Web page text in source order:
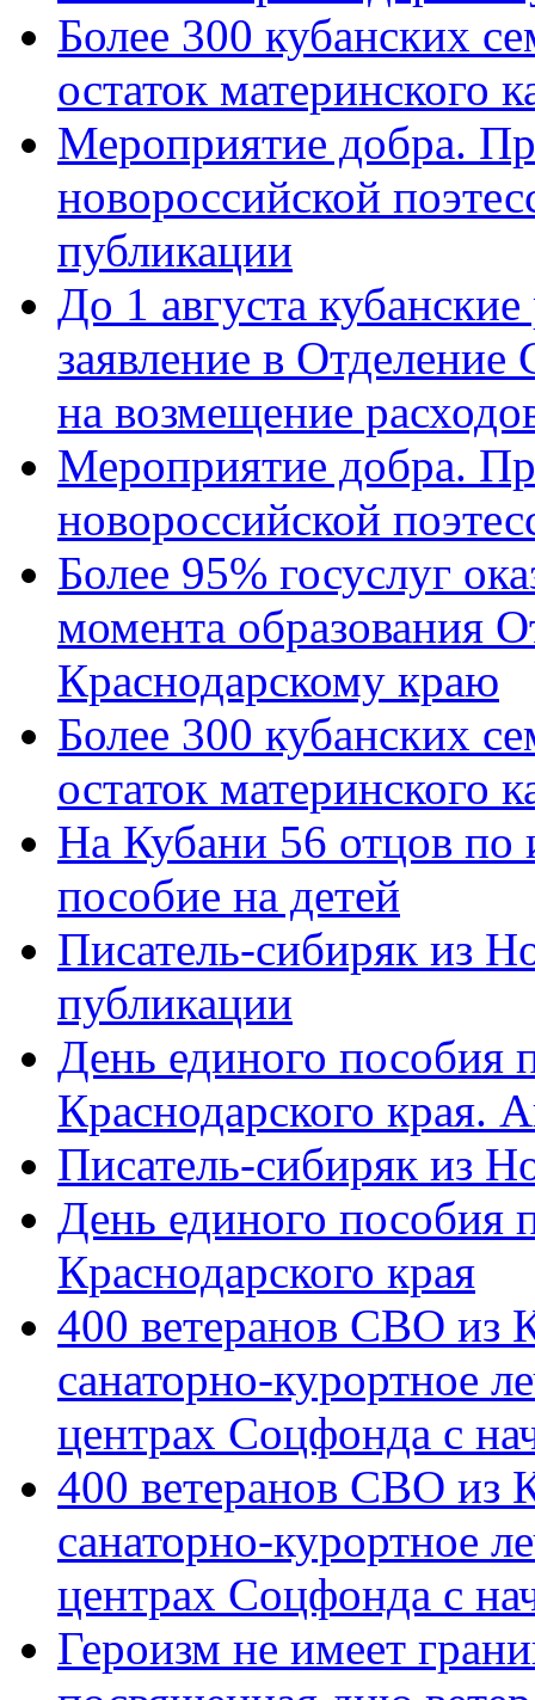
Более 300 кубанских
остаток материнского
Мероприятие добра.
новороссийской
публикации
До 1 августа
заявление в
на возмещение
Мероприятие добра.
новороссийской
Более 95% госуслуг
момента образования
Краснодарскому краю
Более 300 кубанских
остаток материнского
На Кубани 56 отцов по
пособие на детей
Писатель-сибиряк из
публикации
День единого пособия
Краснодарского края.
Писатель-сибиряк из
День единого пособия
Краснодарского края
400 ветеранов СВО из
санаторно-курортное
центрах Соцфонда с
400 ветеранов СВО из
санаторно-курортное
центрах Соцфонда с
Героизм не имеет